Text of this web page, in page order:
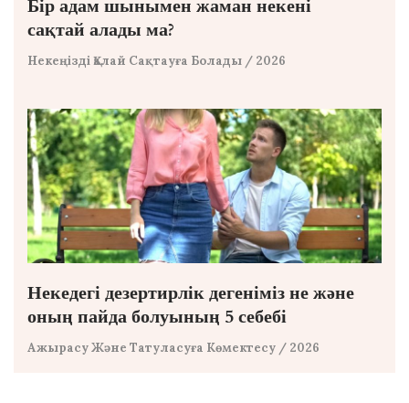
Бір адам шынымен жаман некені
сақтай алады ма?
Некеңізді Қалай Сақтауға Болады / 2026
Некедегі дезертирлік дегеніміз не және
оның пайда болуының 5 себебі
Ажырасу Және Татуласуға Көмектесу / 2026